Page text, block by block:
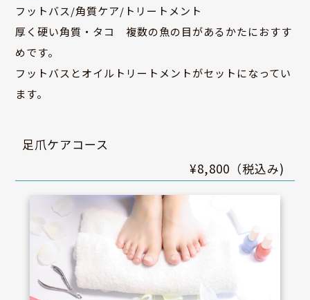
フットバス/角質ケア/トリートメント
厚く硬い角質・タコ 複数の魚の目があるかたにおすす
めです。
フットバスとオイルトリートメントがセットになってい
ます。
足爪ケアコース
¥8,800（税込み)